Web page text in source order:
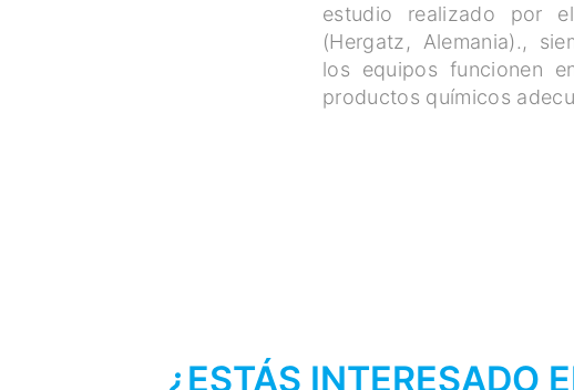
estudio realizado por
(Hergatz, Alemania).,
los equipos funcionen
productos químicos
¿ESTÁS INTERESADO